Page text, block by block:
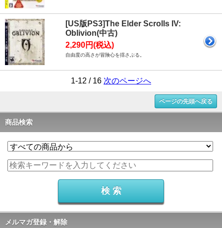
[US版PS3]The Elder Scrolls IV:
Oblivion(中古)
2,290円(税込)
自由度の高さが冒険心を揺さぶる。
1-12 / 16 次のページへ
ページの先頭へ戻る
商品検索
メルマガ登録・解除